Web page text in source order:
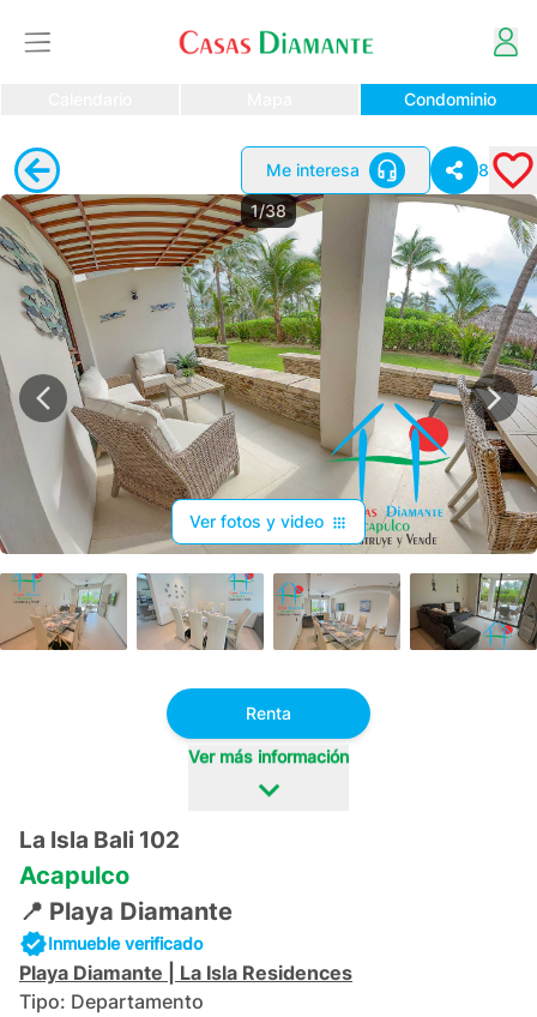
Condominio
Me interesa
8
1/38
Ver fotos y video
Renta
Ver más información
La Isla Bali 102
Acapulco
📍 Playa Diamante
Inmueble verificado
Playa Diamante
La Isla Residences
Tipo: Departamento